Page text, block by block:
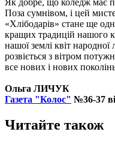
Поза сумнівом, і цей
«Хлібодарів» стане ще
кращих традицій нашого
нашої землі квіт
розвіється з вітром
все нових і нових
Ольга ЛИЧУК
Газета "Колос" №36-37
Читайте також